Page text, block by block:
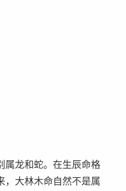
属龙和蛇。在生辰命格
，大林木命自然不是属